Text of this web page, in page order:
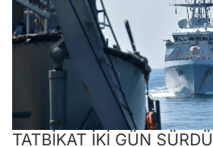
TATBİKAT İKİ GÜN SÜRDÜ